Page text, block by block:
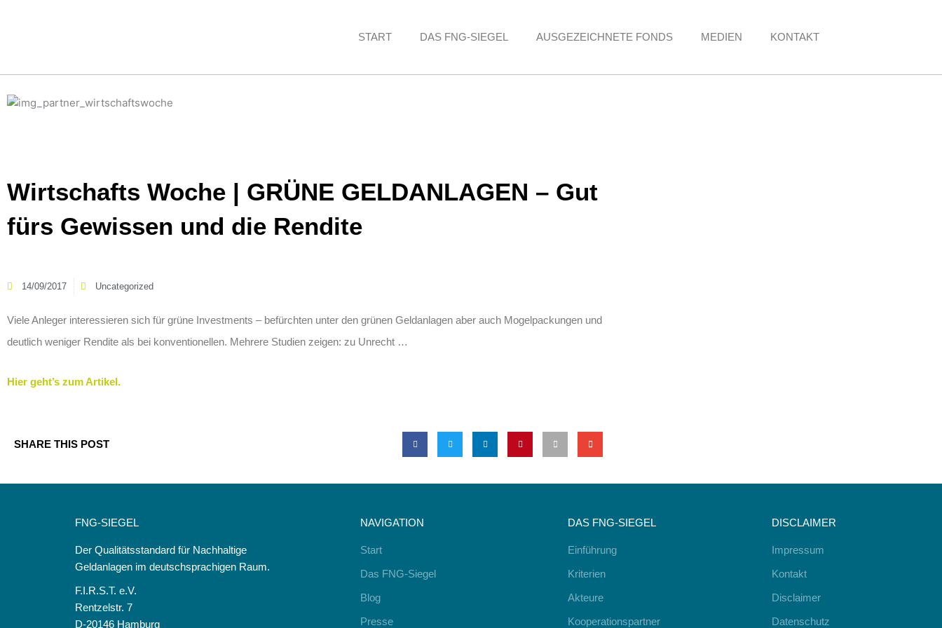
START DAS FNG-SIEGEL AUSGEZEICHNETE FONDS MEDIEN KONTAKT
Wirtschafts Woche | GRÜNE GELDANLAGEN – Gut
fürs Gewissen und die Rendite
14/09/2017 Uncategorized
Viele Anleger interessieren sich für grüne Investments – befürchten unter den grünen Geldanlagen aber auch Mogelpackungen und
deutlich weniger Rendite als bei konventionellen. Mehrere Studien zeigen: zu Unrecht …
Hier geht’s zum Artikel.
SHARE THIS POST
FNG-SIEGEL
Der Qualitätsstandard für Nachhaltige
Geldanlagen im deutschsprachigen Raum.
F.I.R.S.T. e.V.
Rentzelstr. 7
D-20146 Hamburg
NAVIGATION
Start
Das FNG-Siegel
Blog
Presse
DAS FNG-SIEGEL
Einführung
Kriterien
Akteure
Kooperationspartner
DISCLAIMER
Impressum
Kontakt
Disclaimer
Datenschutz